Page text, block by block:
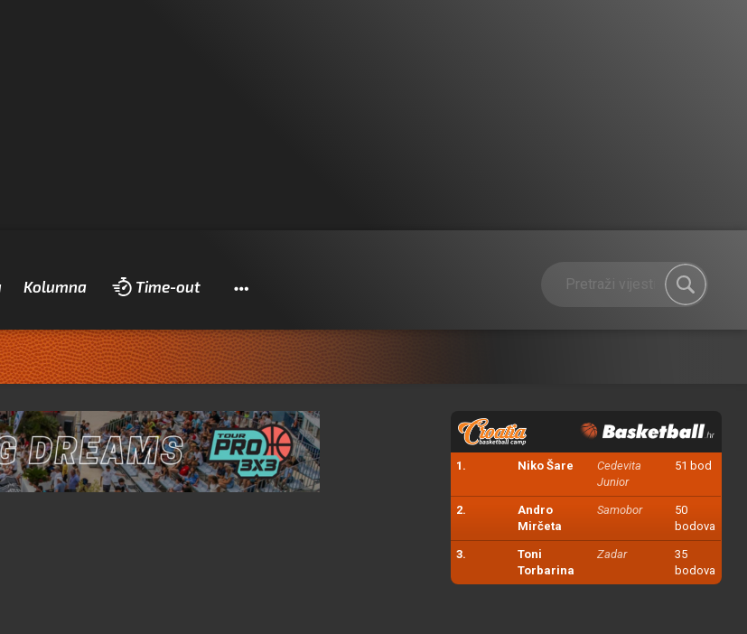
Kolumna Time-out Pretraži
1. Niko Šare
Cedevita
Junior
51 bod
2.
Andro
Mirčeta
Samobor
50
bodova
3.
Toni
Torbarina
Zadar
35
bodova